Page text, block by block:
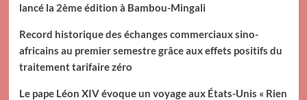
lancé la 2ème édition à Bambou-Mingali
Record historique des échanges commerciaux sino-
africains au premier semestre grâce aux effets positifs du
traitement tarifaire zéro
Le pape Léon XIV évoque un voyage aux États-Unis « Rien